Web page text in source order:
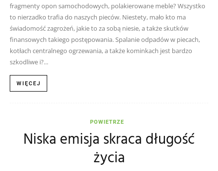
fragmenty opon samochodowych, polakierowane meble? Wszystko
to nierzadko trafia do naszych pieców. Niestety, mało kto ma
świadomość zagrożeń, jakie to za sobą niesie, a także skutków
finansowych takiego postępowania. Spalanie odpadów w piecach,
kotłach centralnego ogrzewania, a także kominkach jest bardzo
szkodliwe i?...
WIĘCEJ
POWIETRZE
Niska emisja skraca długość
życia